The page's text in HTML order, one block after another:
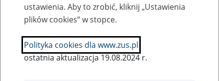
SZUKAJ
ustawienia. Aby to zrobić, kliknij „Ustawienia
plików cookies” w stopce.
Polityka cookies dla www.zus.pl
ostatnia aktualizacja 19.08.2024 r.